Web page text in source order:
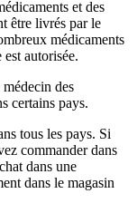
et des
être livrés par le
médicaments
autorisée.
des
certains pays.
tous les pays. Si
commander dans
dans une
dans le magasin